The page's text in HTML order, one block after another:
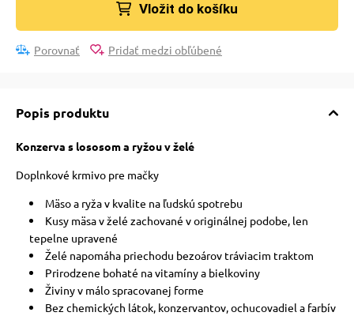
poukazy
Vložit do košíku
Porovnať Pridať medzi obľúbené
Popis produktu
Konzerva s lososom a ryžou v želé
Doplnkové krmivo pre mačky
Mäso a ryža v kvalite na ľudskú spotrebu
Kusy mäsa v želé zachované v originálnej podobe, len
tepelne upravené
Želé napomáha priechodu bezoárov tráviacim traktom
Prirodzene bohaté na vitamíny a bielkoviny
Živiny v málo spracovanej forme
Bez chemických látok, konzervantov, ochucovadiel a farbív